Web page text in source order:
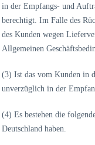
in der Empfangs- und
berechtigt. Im Falle des
des Kunden wegen
Allgemeinen
(3) Ist das vom Kunden in
unverzüglich in der
(4) Es bestehen die
Deutschland haben.